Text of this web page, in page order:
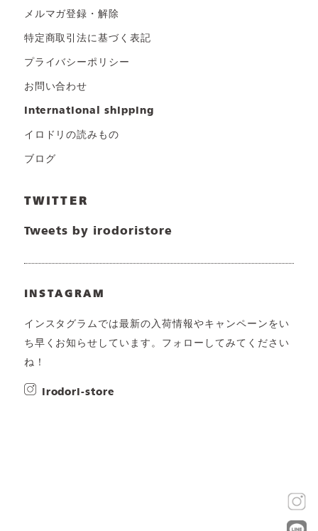
メルマガ登録・解除
特定商取引法に基づく表記
プライバシーポリシー
お問い合わせ
international shipping
イロドリの読みもの
ブログ
TWITTER
Tweets by irodoristore
INSTAGRAM
インスタグラムでは最新の入荷情報やキャンペーンをい
ち早くお知らせしています。フォローしてみてください
ね！
irodori-store